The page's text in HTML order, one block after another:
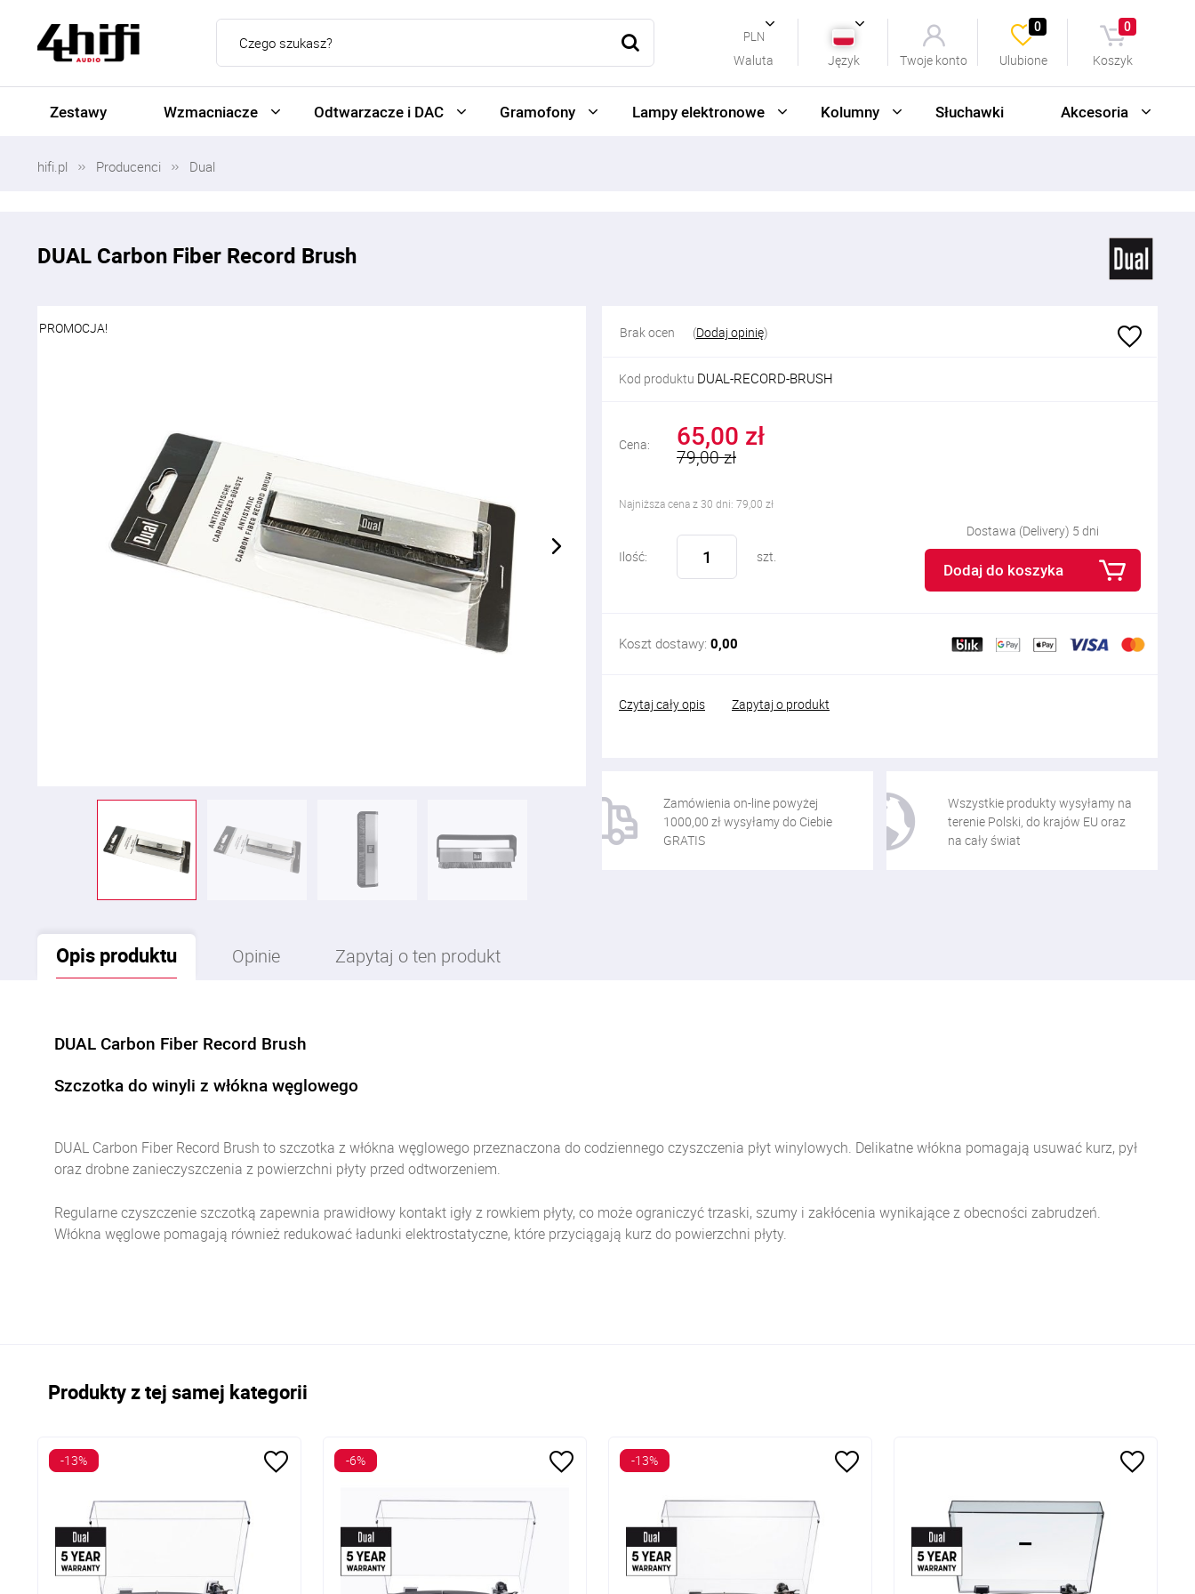
Waluta
PLN
Język Twoje konto Ulubione
0
Koszyk
0
Zestawy Wzmacniacze Odtwarzacze i DAC Gramofony Lampy elektronowe Kolumny Słuchawki Akcesoria
hifi.pl Producenci Dual
DUAL Carbon Fiber Record Brush
PROMOCJA! Brak ocen (Dodaj opinię)
Kod produktu DUAL-RECORD-BRUSH
Cena: 65,00 zł
79,00 zł
Najniższa cena z 30 dni: 79,00 zł
Ilość: szt.
Dostawa (Delivery) 5 dni
Dodaj do koszyka
Koszt dostawy: 0,00
Czytaj cały opis Zapytaj o produkt
Zamówienia on-line powyżej
1000,00 zł wysyłamy do Ciebie
GRATIS
Wszystkie produkty wysyłamy na
terenie Polski, do krajów EU oraz
na cały świat
Opis produktu Opinie Zapytaj o ten produkt
DUAL Carbon Fiber Record Brush
Szczotka do winyli z włókna węglowego
DUAL Carbon Fiber Record Brush to szczotka z włókna węglowego przeznaczona do codziennego czyszczenia płyt winylowych. Delikatne włókna pomagają usuwać kurz, pył
oraz drobne zanieczyszczenia z powierzchni płyty przed odtworzeniem.
Regularne czyszczenie szczotką zapewnia prawidłowy kontakt igły z rowkiem płyty, co może ograniczyć trzaski, szumy i zakłócenia wynikające z obecności zabrudzeń.
Włókna węglowe pomagają również redukować ładunki elektrostatyczne, które przyciągają kurz do powierzchni płyty.
Produkty z tej samej kategorii
-13% -6% -13%